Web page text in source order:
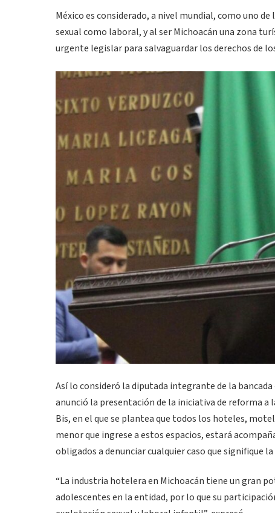
México es considerado, a nivel mundial, como uno
sexual como laboral, y al ser Michoacán una zona
urgente legislar para salvaguardar los derechos de
Así lo consideró la diputada integrante de la
anunció la presentación de la iniciativa de reforma a
Bis, en el que se plantea que todos los hoteles,
menor que ingrese a estos espacios, estará
obligados a denunciar cualquier caso que signifique
“La industria hotelera en Michoacán tiene un gran
adolescentes en la entidad, por lo que su